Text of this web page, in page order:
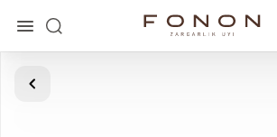
Главная